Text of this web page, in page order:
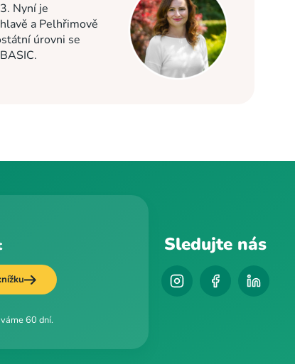
Nyní je
a Pelhřimově
úrovni se
60 dní.
Sledujte nás